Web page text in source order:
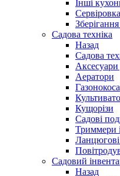
Інші
Садова техніка
Назад
Садова
Аксесуари
Аератори
Кущорізи
Садові
Триммери
Садовий
Назад